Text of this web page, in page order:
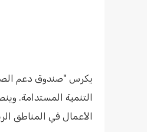
يكرس "صندوق دعم
التنمية المستدامة.
الأعمال في المناطق